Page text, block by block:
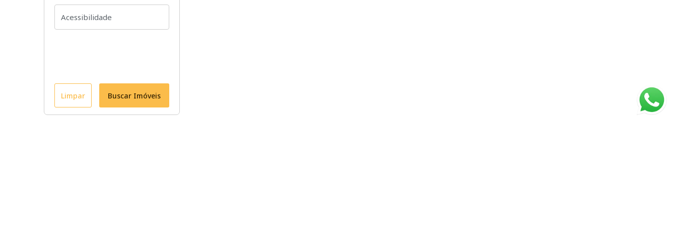
Limpar Buscar Imóveis